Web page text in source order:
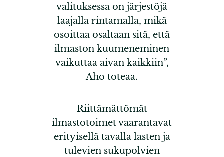
valituksessa on järjestöjä
laajalla rintamalla, mikä
osoittaa osaltaan sitä, että
ilmaston kuumeneminen
vaikuttaa aivan kaikkiin”,
Aho toteaa.
Riittämättömät
ilmastotoimet vaarantavat
erityisellä tavalla lasten ja
tulevien sukupolvien